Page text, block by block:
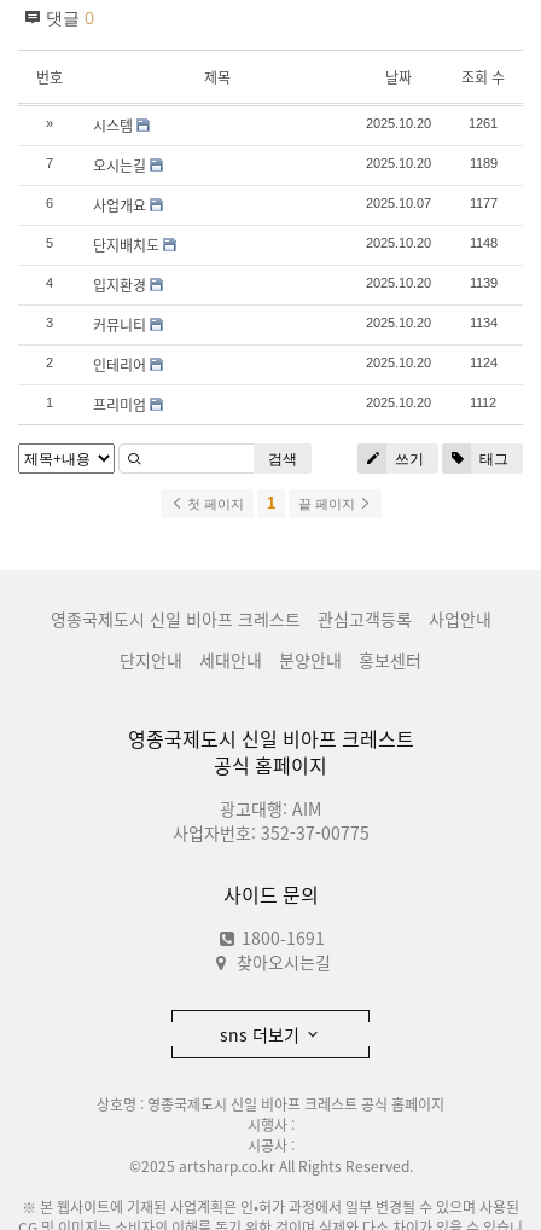
댓글 0
번호 제목 날짜 조회 수
» 시스템 2025.10.20 1261
7 오시는길 2025.10.20 1189
6 사업개요 2025.10.07 1177
5 단지배치도 2025.10.20 1148
4 입지환경 2025.10.20 1139
3 커뮤니티 2025.10.20 1134
2 인테리어 2025.10.20 1124
1 프리미엄 2025.10.20 1112
쓰기 태그
검색
첫 페이지 1 끝 페이지
영종국제도시 신일 비아프 크레스트 관심고객등록
사업안내
단지안내
세대안내 분양안내 홍보센터
영종국제도시 신일 비아프 크레스트
공식 홈페이지
광고대행: AIM
사업자번호: 352-37-00775
사이드 문의
1800-1691
찾아오시는길
sns 더보기
상호명 : 영종국제도시 신일 비아프 크레스트 공식 홈페이지
시행사 :
시공사 :
©2025 artsharp.co.kr All Rights Reserved.
※ 본 웹사이트에 기재된 사업계획은 인•허가 과정에서 일부 변경될 수 있으며 사용된